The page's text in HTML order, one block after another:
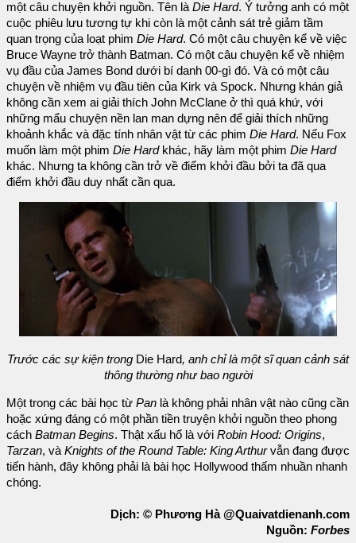
một câu chuyện khởi nguồn. Tên làDie Hard. Ý tưởng anh có một
cuộc phiêu lưu tương tự khi còn là một cảnh sát trẻ giảm tầm
quan trọng của loạt phim Die Hard. Có một câu chuyện kể về việc
Bruce Wayne trở thành Batman. Có một câu chuyện kể về nhiệm
vụ đầu của James Bond dưới bí danh 00-gì đó. Và có một câu
chuyện về nhiệm vụ đầu tiên của Kirk và Spock. Nhưng khán giả
không cần xem ai giải thích John McClane ở thì quá khứ, với
những mẩu chuyện nền lan man dựng nên để giải thích những
khoảnh khắc và đặc tính nhân vật từ các phim Die Hard. Nếu Fox
muốn làm một phim Die Hardkhác, hãy làm một phim Die Hard
khác. Nhưng ta không cần trở về điểm khởi đầu bởi ta đã qua
điểm khởi đầu duy nhất cần qua.
Trước các sự kiện trong Die Hard, anh chỉ là một sĩ quan cảnh sát
thông thường như bao người
Một trong các bài học từ Pan là không phải nhân vật nào cũng cần
hoặc xứng đáng có một phần tiền truyện khởi nguồn theo phong
cách Batman Begins. Thật xấu hổ là với Robin Hood: Origins,
Tarzan, và Knights of the Round Table: King Arthurvẫn đang được
tiến hành, đây không phải là bài học Hollywood thấm nhuần nhanh
chóng.
Dịch: © Phương Hà @Quaivatdienanh.com
Nguồn: Forbes